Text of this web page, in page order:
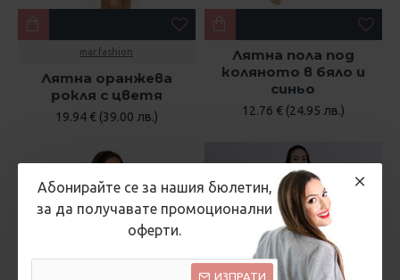
Абонирайте се за нашия бюлетин,
за да получавате промоционални
оферти.
ИЗПРАТИ
mar.fashion
Лятна оранжева
рокля с цветя
19.94 € (39.00 лв.)
Лятна пола под
коляното в бяло и
синьо
12.76 € (24.95 лв.)